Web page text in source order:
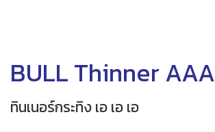
BULL Thinner AAA
ทินเนอร์กระทิง เอ เอ เอ